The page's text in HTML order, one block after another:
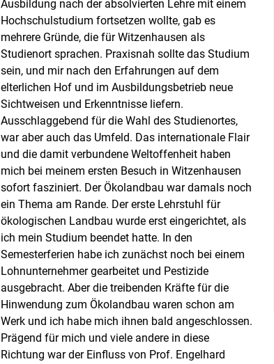
Ausbildung nach der absolvierten Lehre mit einem
Hochschulstudium fortsetzen wollte, gab es
mehrere Gründe, die für Witzenhausen als
Studienort sprachen. Praxisnah sollte das Studium
sein, und mir nach den Erfahrungen auf dem
elterlichen Hof und im Ausbildungsbetrieb neue
Sichtweisen und Erkenntnisse liefern.
Ausschlaggebend für die Wahl des Studienortes,
war aber auch das Umfeld. Das internationale Flair
und die damit verbundene Weltoffenheit haben
mich bei meinem ersten Besuch in Witzenhausen
sofort fasziniert. Der Ökolandbau war damals noch
ein Thema am Rande. Der erste Lehrstuhl für
ökologischen Landbau wurde erst eingerichtet, als
ich mein Studium beendet hatte. In den
Semesterferien habe ich zunächst noch bei einem
Lohnunternehmer gearbeitet und Pestizide
ausgebracht. Aber die treibenden Kräfte für die
Hinwendung zum Ökolandbau waren schon am
Werk und ich habe mich ihnen bald angeschlossen.
Prägend für mich und viele andere in diese
Richtung war der Einfluss von Prof. Engelhard